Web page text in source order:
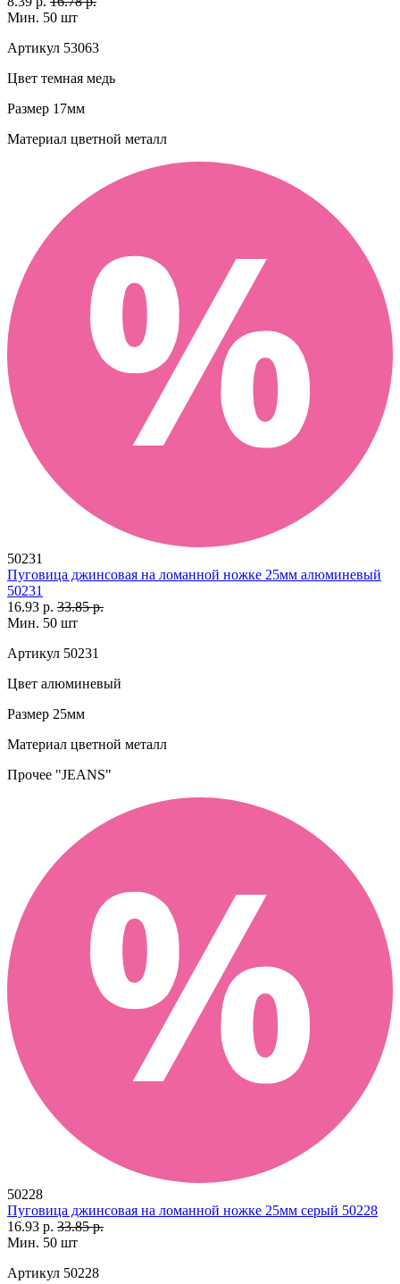
Мин. 50 шт
Артикул 53063
Цвет темная медь
Размер 17мм
Материал цветной металл
50231
Пуговица джинсовая на ломанной ножке 25мм алюминевый
50231
16.93 р. 33.85 р.
Мин. 50 шт
Артикул 50231
Цвет алюминевый
Размер 25мм
Материал цветной металл
Прочее "JEANS"
50228
Пуговица джинсовая на ломанной ножке 25мм серый 50228
16.93 р. 33.85 р.
Мин. 50 шт
Артикул 50228